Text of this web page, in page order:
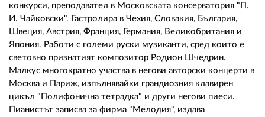
конкурси, преподавател в Московската консерватория "П.
И. Чайковски". Гастролира в Чехия, Словакия, България,
Швеция, Австрия, Франция, Германия, Великобритания и
Япония. Работи с големи руски музиканти, сред които е
световно признатият композитор Родион Шчедрин.
Малкус многократно участва в негови авторски концерти в
Москва и Париж, изпълнявайки грандиозния клавирен
цикъл "Полифонична тетрадка" и други негови пиеси.
Пианистът записва за фирма "Мелодия", издава
ПОЛИТИКАТА ЗА
ПОВЕРИТЕЛНОСТ
02 975 20 35